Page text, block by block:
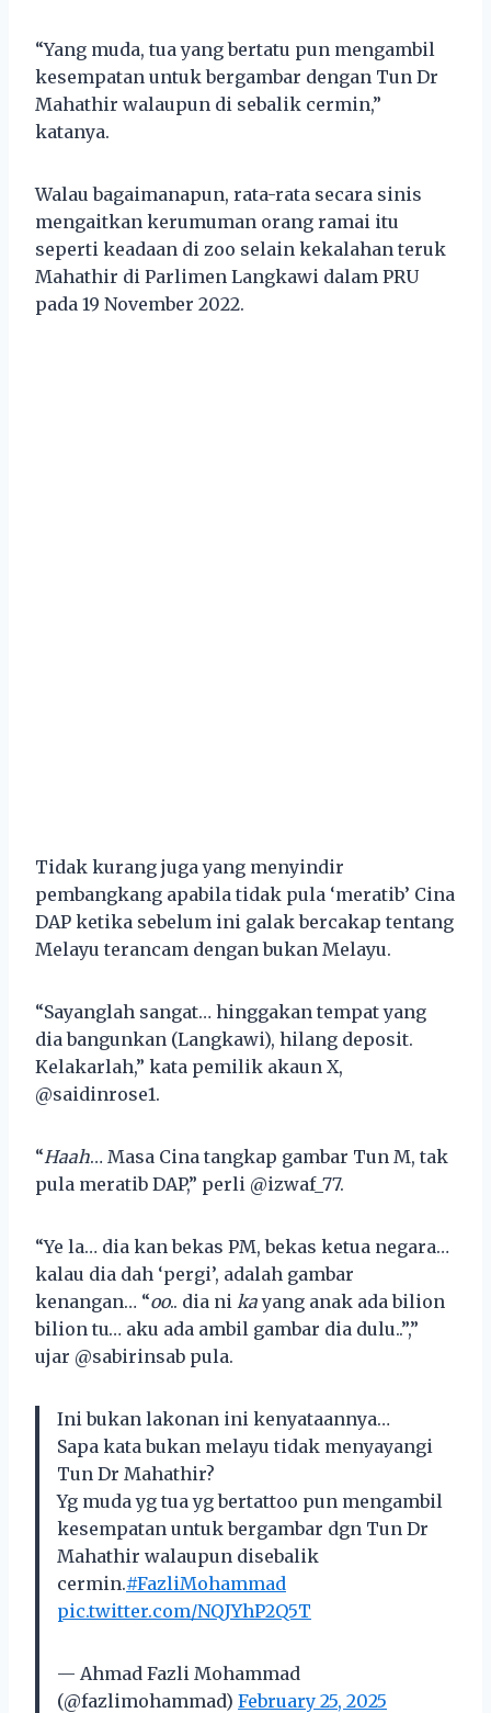
“Yang muda, tua yang bertatu pun mengambil
kesempatan untuk bergambar dengan Tun Dr
Mahathir walaupun di sebalik cermin,”
katanya.
Walau bagaimanapun, rata-rata secara sinis
mengaitkan kerumuman orang ramai itu
seperti keadaan di zoo selain kekalahan teruk
Mahathir di Parlimen Langkawi dalam PRU
pada 19 November 2022.
Tidak kurang juga yang menyindir
pembangkang apabila tidak pula ‘meratib’ Cina
DAP ketika sebelum ini galak bercakap tentang
Melayu terancam dengan bukan Melayu.
“Sayanglah sangat… hinggakan tempat yang
dia bangunkan (Langkawi), hilang deposit.
Kelakarlah,” kata pemilik akaun X,
@saidinrose1.
“Haah… Masa Cina tangkap gambar Tun M, tak
pula meratib DAP,” perli @izwaf_77.
“Ye la… dia kan bekas PM, bekas ketua negara…
kalau dia dah ‘pergi’, adalah gambar
kenangan… “oo.. dia ni kayang anak ada bilion
bilion tu… aku ada ambil gambar dia dulu..”,”
ujar @sabirinsab pula.
Ini bukan lakonan ini kenyataannya…
Sapa kata bukan melayu tidak menyayangi
Tun Dr Mahathir?
Yg muda yg tua yg bertattoo pun mengambil
kesempatan untuk bergambar dgn Tun Dr
Mahathir walaupun disebalik
cermin.#FazliMohammad
pic.twitter.com/NQJYhP2Q5T
— Ahmad Fazli Mohammad
(@fazlimohammad) February 25, 2025